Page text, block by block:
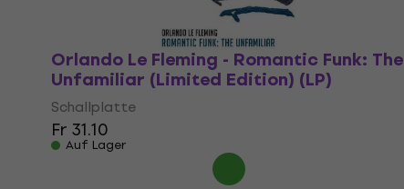
Orlando Le Fleming - Romantic Funk: The
Unfamiliar (Limited Edition) (LP)
Schallplatte
Fr 31.10
Auf Lager